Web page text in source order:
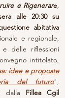
e Rigenerare,
alle 20:30 su
abitativa
e regionale,
delle riflessioni
intitolato,
idee e proposte
del futuro",
dalla Fillea Cgil